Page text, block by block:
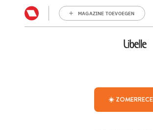
MAGAZINE TOEVOEGEN
☀️